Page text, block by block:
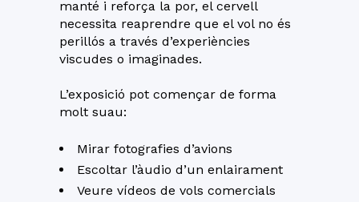
manté i reforça la por, el cervell
necessita reaprendre que el vol no és
perillós a través d’experiències
viscudes o imaginades.
L’exposició pot començar de forma
molt suau:
Mirar fotografies d’avions
Escoltar l’àudio d’un enlairament
Veure vídeos de vols comercials